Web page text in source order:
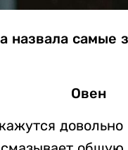
назвала самые
Овен